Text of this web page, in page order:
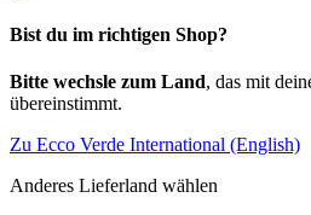
Bist du im richtigen Shop?
Bitte wechsle zum Land, das mit
übereinstimmt.
Zu Ecco Verde International (English)
Anderes Lieferland wählen